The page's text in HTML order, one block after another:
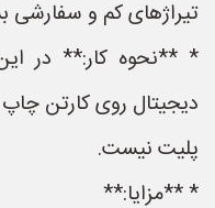
تیراژهای کم و
* **نحوه کار:** در
دیجیتال روی کارتن
پلیت نیست.
* **مزایا:**